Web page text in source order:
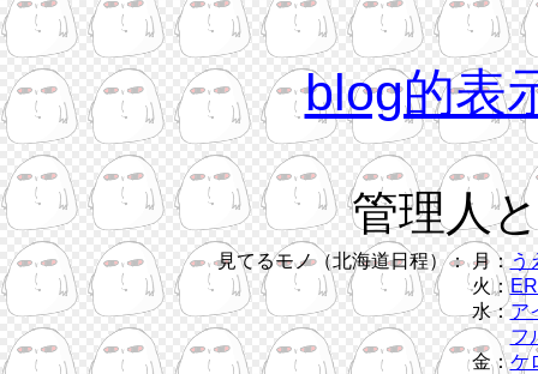
blog的表
管理人
見てるモノ（北海道日程）： 月： う
火：
水：ア
フ
金：ケ